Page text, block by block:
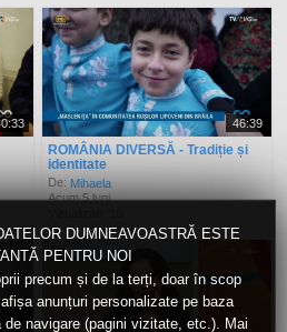
DUMNEAVOASTRĂ ESTE
PENTRU NOI
precum și de la terți, doar în scop
anunțuri personalizate pe baza
de navigare (pagini vizitate, etc.). Mai
46:39
ROMÂNIA DIVERSĂ - Tradiție și
identitate
De:Mihaela
Acum 5 luni